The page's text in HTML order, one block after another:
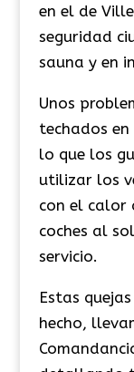
en el de
seguridad
sauna y en
Unos
techados
lo que los
utilizar los
con el calor
coches al
servicio.
Estas
hecho,